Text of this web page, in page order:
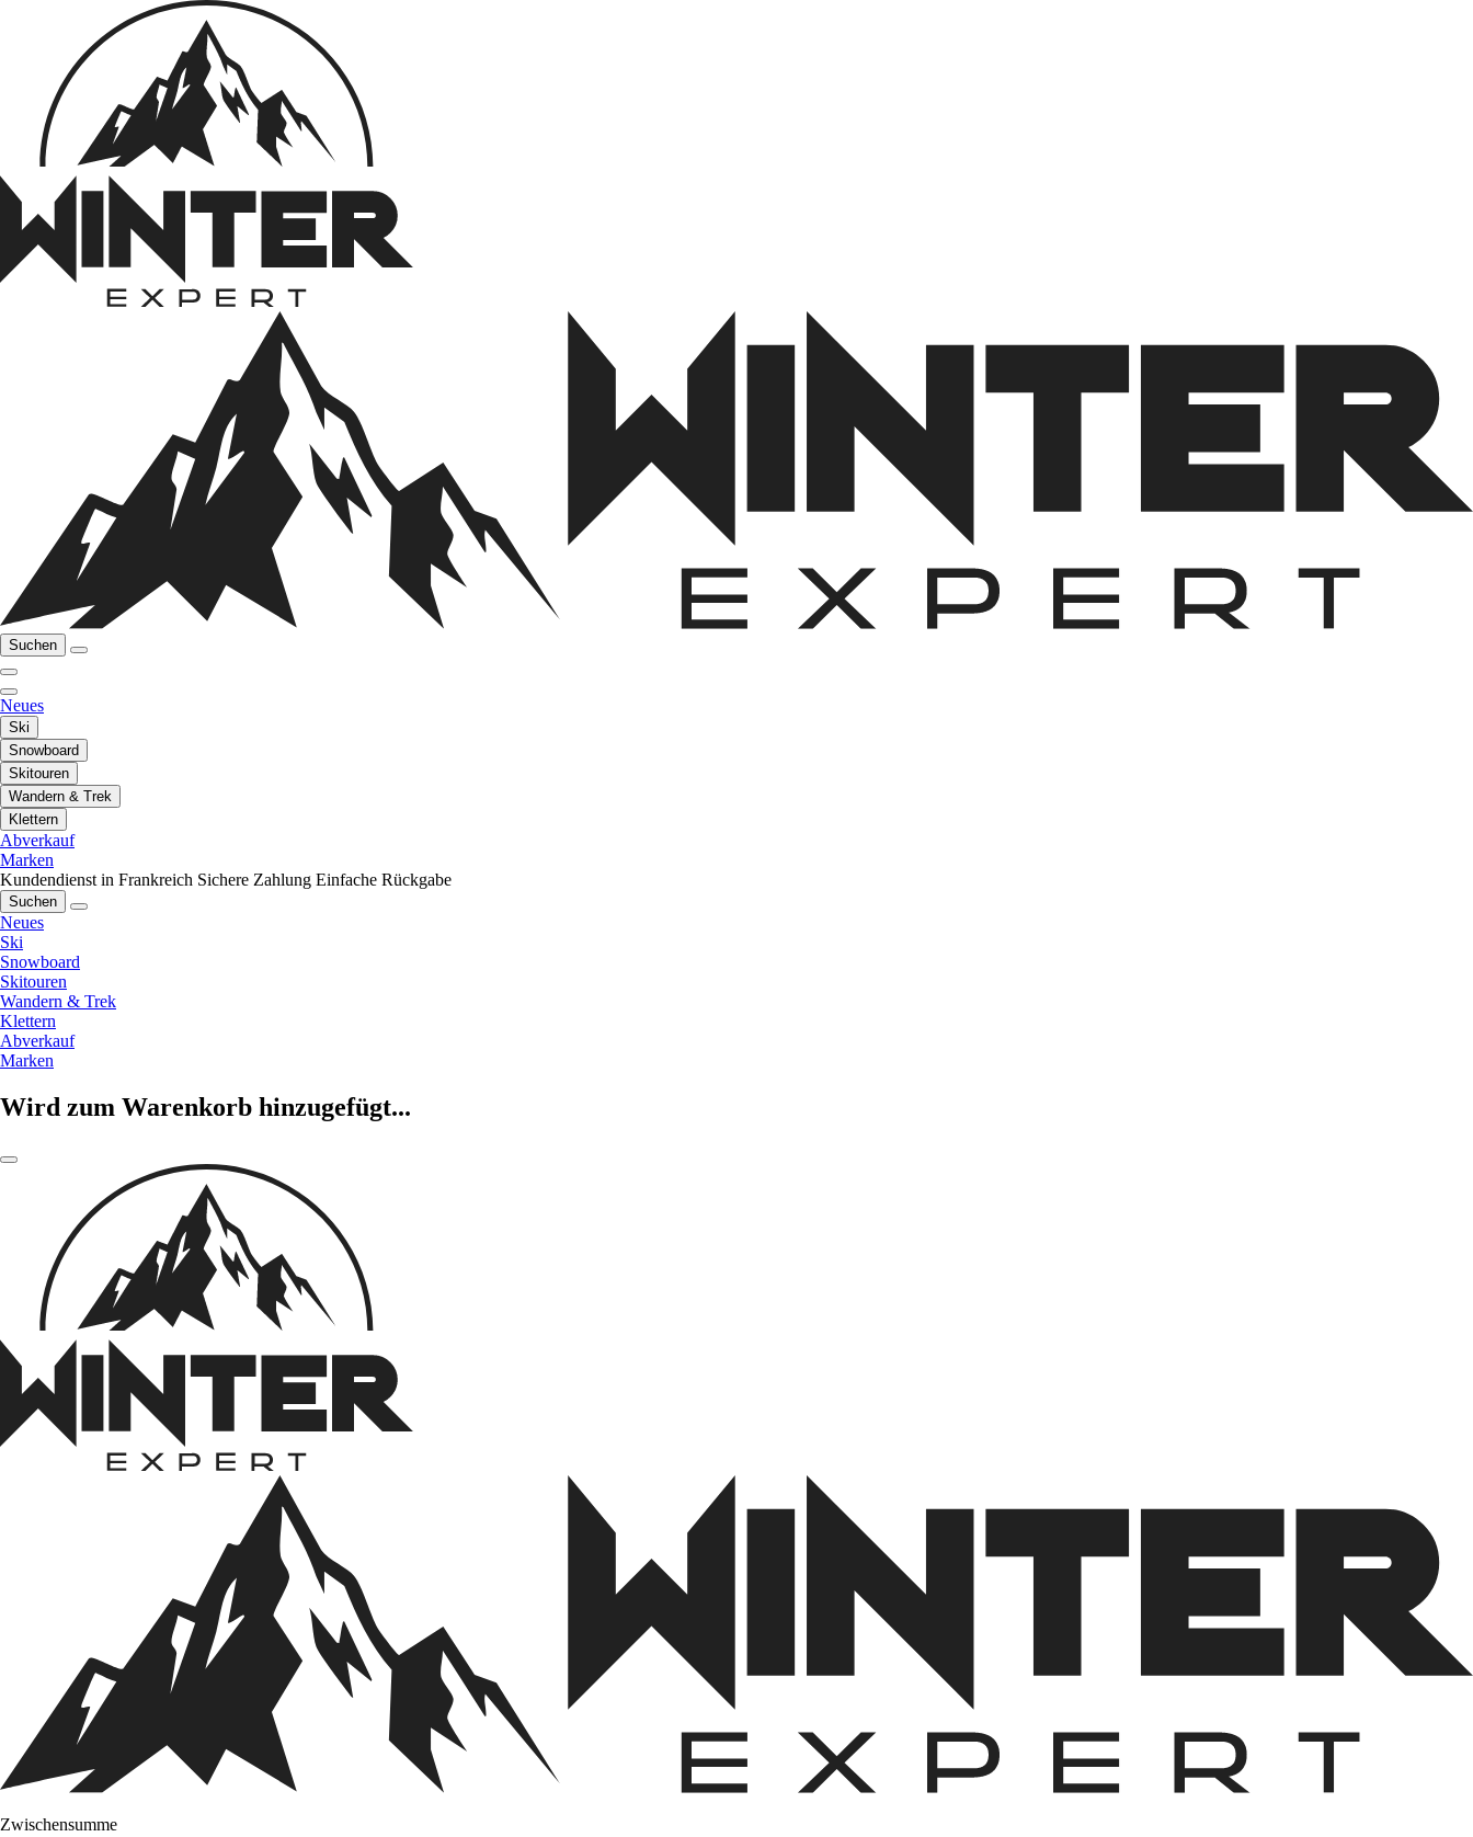
Suchen
Neues
Ski
Snowboard
Skitouren
Wandern & Trek
Klettern
Abverkauf
Marken
Kundendienst in Frankreich Sichere Zahlung Einfache Rückgabe
Suchen
Neues
Ski
Snowboard
Skitouren
Wandern & Trek
Klettern
Abverkauf
Marken
Wird zum Warenkorb hinzugefügt...
Zwischensumme